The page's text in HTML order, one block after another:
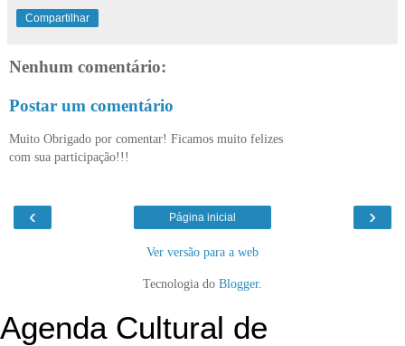
Compartilhar
Nenhum comentário:
Postar um comentário
Muito Obrigado por comentar! Ficamos muito felizes
com sua participação!!!
‹ ›
Página inicial
Ver versão para a web
Tecnologia do Blogger.
Agenda Cultural de